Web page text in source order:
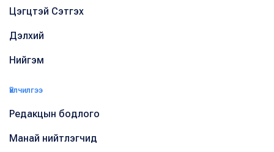
Цэгцтэй Сэтгэх
Дэлхий
Нийгэм
Үйлчилгээ
Редакцын бодлого
Манай нийтлэгчид